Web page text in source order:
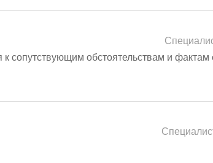
сопутствующим обстоятельствам и